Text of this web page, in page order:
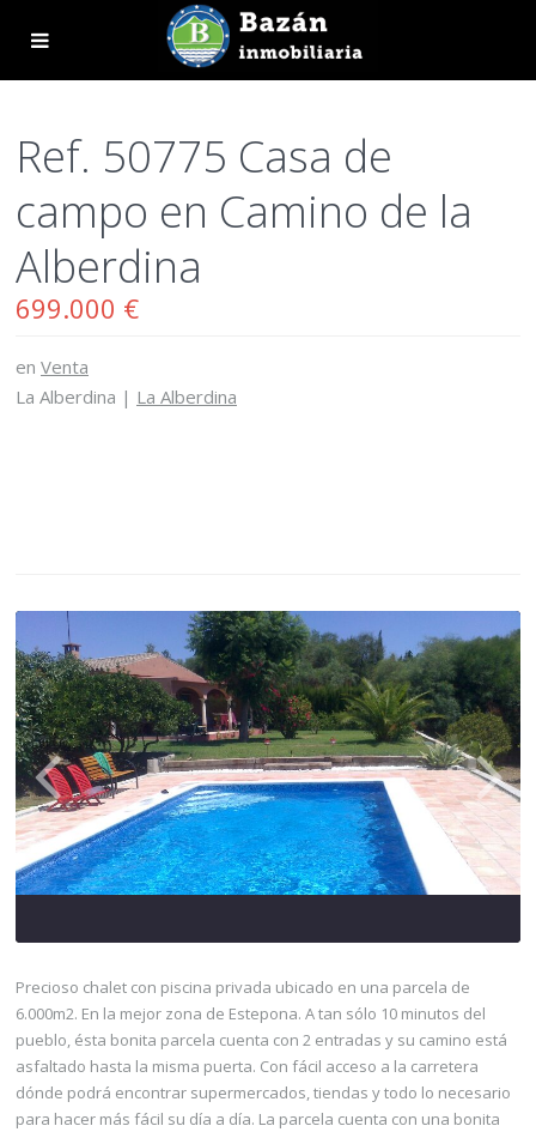
Ref. 50775 Casa de
campo en Camino de la
Alberdina
699.000 €
en Venta
La Alberdina | La Alberdina
Precioso chalet con piscina privada ubicado en una parcela de
6.000m2. En la mejor zona de Estepona. A tan sólo 10 minutos del
pueblo, ésta bonita parcela cuenta con 2 entradas y su camino está
asfaltado hasta la misma puerta. Con fácil acceso a la carretera
dónde podrá encontrar supermercados, tiendas y todo lo necesario
para hacer más fácil su día a día. La parcela cuenta con una bonita